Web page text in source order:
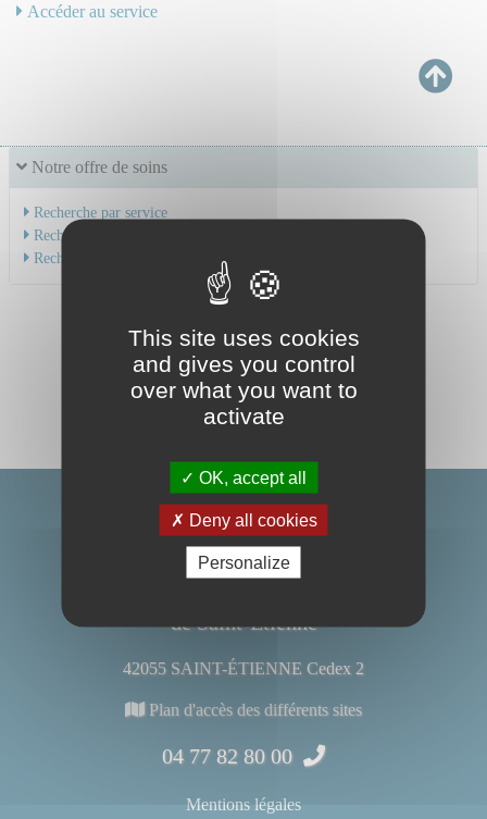
Notre offre de soins
Recherche par service
Recherche par spécialité
Recherche par médecin
Accéder au service
de Saint-Étienne
42055 SAINT-ÉTIENNE Cedex 2
Plan d'accès des différents sites
04 77 82 80 00
Mentions légales
This site uses cookies
and gives you control
over what you want to
activate
OK, accept all
Deny all cookies
Personalize